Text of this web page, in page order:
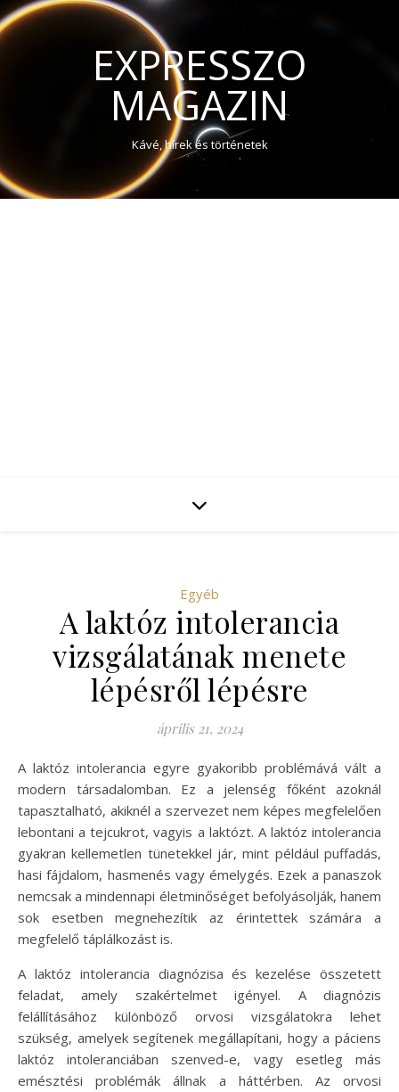
EXPRESSZO
MAGAZIN
Kávé, hírek és történetek
Egyéb
A laktóz intolerancia
vizsgálatának menete
lépésről lépésre
április 21, 2024
A laktóz intolerancia egyre gyakoribb problémává vált a
modern társadalomban. Ez a jelenség főként azoknál
tapasztalható, akiknél a szervezet nem képes megfelelően
lebontani a tejcukrot, vagyis a laktózt. A laktóz intolerancia
gyakran kellemetlen tünetekkel jár, mint például puffadás,
hasi fájdalom, hasmenés vagy émelygés. Ezek a panaszok
nemcsak a mindennapi életminőséget befolyásolják, hanem
sok esetben megnehezítik az érintettek számára a
megfelelő táplálkozást is.
A laktóz intolerancia diagnózisa és kezelése összetett
feladat, amely szakértelmet igényel. A diagnózis
felállításához különböző orvosi vizsgálatokra lehet
szükség, amelyek segítenek megállapítani, hogy a páciens
laktóz intoleranciában szenved-e, vagy esetleg más
emésztési problémák állnak a háttérben. Az orvosi